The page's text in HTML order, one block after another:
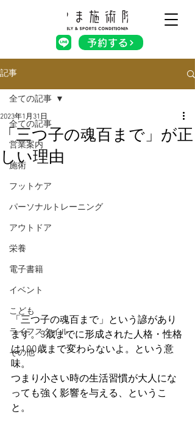
予約する
記事
全ての記事
営業案内
施術
フットケア
パーソナルトレーニング
アウトドア
栄養
電子書籍
イベント
こども
ライフスタイル
その他
全ての記事
「三つ子の魂百まで」が正
しい理由
2023年1月31日
「三つ子の魂百まで」という諺があり
ます。3歳までに形成された人格・性格
は100歳まで変わらないよ。という意
味。
つまり小さい時の生活習慣が大人にな
っても強く影響を与える、というこ
と。